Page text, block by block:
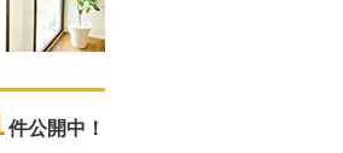
件公開中！